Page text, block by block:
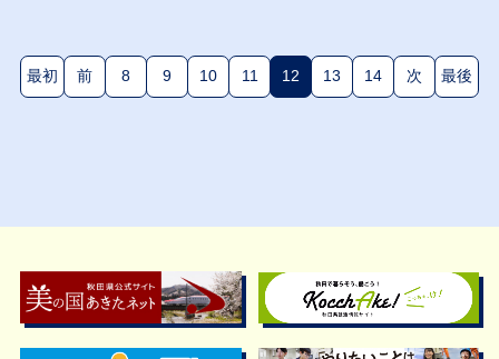
最初 前 8 9 10 11 12(現在のページ)
13 14 次 最後